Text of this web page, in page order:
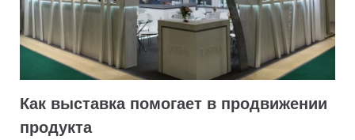
Как выставка помогает в продвижении
продукта